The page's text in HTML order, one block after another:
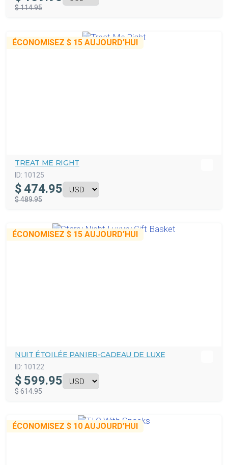
$ 114.95
ÉCONOMISEZ $ 15 AUJOURD’HUI
TREAT ME RIGHT
ID: 10125
$ 474.95
$ 489.95
ÉCONOMISEZ $ 15 AUJOURD’HUI
NUIT ÉTOILÉE PANIER-CADEAU DE LUXE
ID: 10122
$ 599.95
$ 614.95
ÉCONOMISEZ $ 10 AUJOURD’HUI